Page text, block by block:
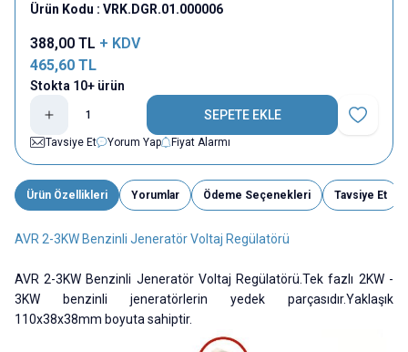
Ürün Kodu : VRK.DGR.01.000006
388,00 TL + KDV
465,60 TL
Stokta 10+ ürün
SEPETE EKLE
Favoriye
Tavsiye Et
Yorum Yap Fiyat Alarmı
Ürün Özellikleri Yorumlar Ödeme Seçenekleri Tavsiye Et
AVR 2-3KW Benzinli Jeneratör Voltaj Regülatörü
AVR 2-3KW Benzinli Jeneratör Voltaj Regülatörü.Tek fazlı 2KW -
3KW benzinli jeneratörlerin yedek parçasıdır.Yaklaşık
110x38x38mm boyuta sahiptir.